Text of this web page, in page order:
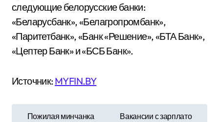
следующие белорусские банки:
«Беларусбанк», «Белагропромбанк»,
«Паритетбанк», «Банк «Решение», «БТА Банк»,
«Цептер Банк» и «БСБ Банк».
Источник: MYFIN.BY
Пожилая минчанка
Вакансии с зарплато